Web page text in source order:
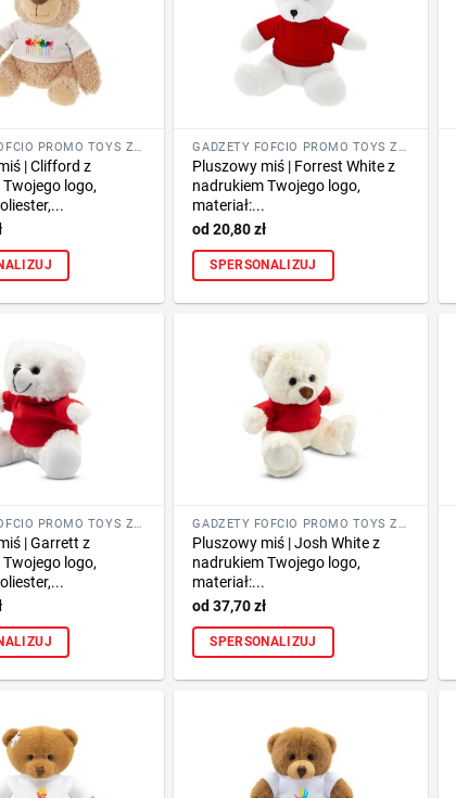
GADŻETY FOFCIO PROMO TOYS ZE ZNAKOWANIEM
| Clifford z
logo,
GADŻETY FOFCIO PROMO TOYS ZE ZNAKOWANIEM
Pluszowy miś | Forrest White z
nadrukiem Twojego logo,
materiał:...
20,80zł
SPERSONALIZUJ
GADŻETY FOFCIO PROMO TOYS ZE ZNAKOWANIEM
| Garrett z
logo,
GADŻETY FOFCIO PROMO TOYS ZE ZNAKOWANIEM
Pluszowy miś | Josh White z
nadrukiem Twojego logo,
materiał:...
37,70zł
SPERSONALIZUJ